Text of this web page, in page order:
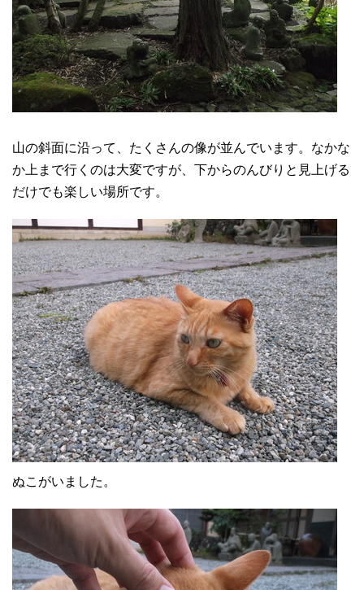
山の斜面に沿って、たくさんの像が並んでいます。なかな
か上まで行くのは大変ですが、下からのんびりと見上げる
だけでも楽しい場所です。
ぬこがいました。